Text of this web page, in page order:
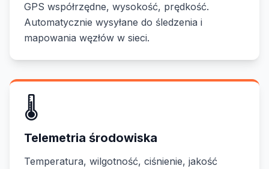
GPS współrzędne, wysokość, prędkość.
Automatycznie wysyłane do śledzenia i
mapowania węzłów w sieci.
🌡️
Telemetria środowiska
Temperatura, wilgotność, ciśnienie, jakość